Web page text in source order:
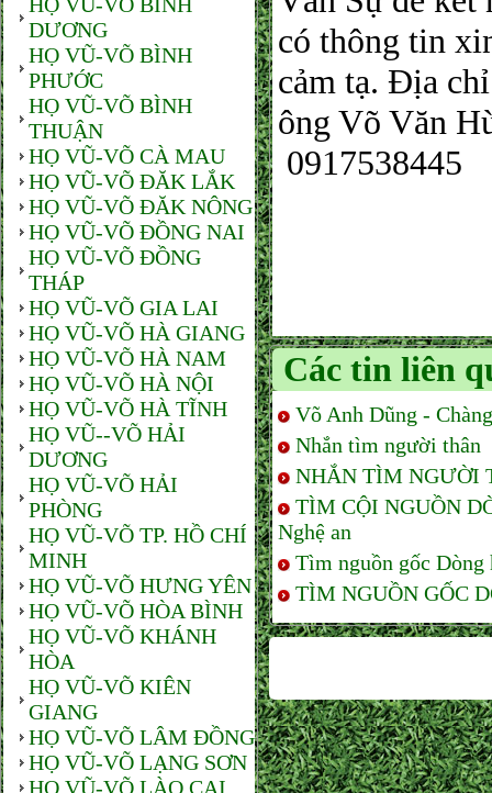
DƯƠNG
HỌ VŨ-VÕ BÌNH
PHƯỚC
HỌ VŨ-VÕ BÌNH
THUẬN
HỌ VŨ-VÕ CÀ MAU
HỌ VŨ-VÕ ĐĂK LẮK
HỌ VŨ-VÕ ĐĂK NÔNG
HỌ VŨ-VÕ ĐỒNG NAI
HỌ VŨ-VÕ ĐỒNG
THÁP
HỌ VŨ-VÕ GIA LAI
HỌ VŨ-VÕ HÀ GIANG
HỌ VŨ-VÕ HÀ NAM
HỌ VŨ-VÕ HÀ NỘI
HỌ VŨ-VÕ HÀ TĨNH
HỌ VŨ--VÕ HẢI
DƯƠNG
HỌ VŨ-VÕ HẢI
PHÒNG
HỌ VŨ-VÕ TP. HỒ CHÍ
MINH
HỌ VŨ-VÕ HƯNG YÊN
HỌ VŨ-VÕ HÒA BÌNH
HỌ VŨ-VÕ KHÁNH
HÒA
HỌ VŨ-VÕ KIÊN
GIANG
HỌ VŨ-VÕ LÂM ĐỒNG
HỌ VŨ-VÕ LẠNG SƠN
HỌ VŨ-VÕ LÀO CAI
có thông tin
cảm tạ. Địa
ông Võ Văn
0917538445
Các tin liên
Võ Anh Dũng -
Nhắn tìm người thân
NHẮN TÌM NGƯỜI
TÌM CỘI NGUỒN
Nghệ an
Tìm nguồn gốc
TÌM NGUỒN GỐC